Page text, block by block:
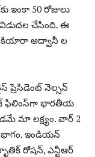
ఇంకా 50 రోజులు
చేసింది. ఈ
కియారా అద్వానీ ల
ప్రెసిడెంట్ నెల్సన్
ఫిలింస్‌గా భారతీయ
మా లక్ష్యం. వార్ 2
భాగం. ఇండియన్
రోషన్, ఎన్టీఆర్